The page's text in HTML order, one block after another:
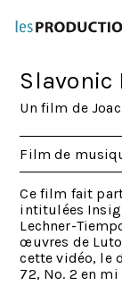
Aller au contenu
Slavonic
Un film de
Film de
Ce film fait
intitulées
Lechner-
œuvres de
cette vidéo, le
72, No. 2 en